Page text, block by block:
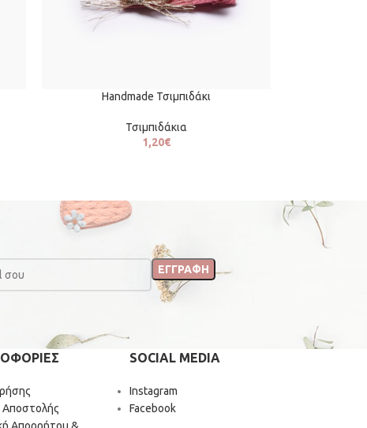
Handmade Τσιμπιδάκι
Τσιμπιδάκια
1,20€
Αποστολής
Απορρήτου &
SOCIAL MEDIA
Instagram
Facebook